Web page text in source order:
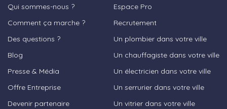
Qui sommes-nous ?
Comment ça marche ?
Des questions ?
Blog
Presse & Média
Offre Entreprise
Devenir partenaire
Espace Pro
Recrutement
Un plombier dans votre ville
Un chauffagiste dans votre ville
Un électricien dans votre ville
Un serrurier dans votre ville
Un vitrier dans votre ville